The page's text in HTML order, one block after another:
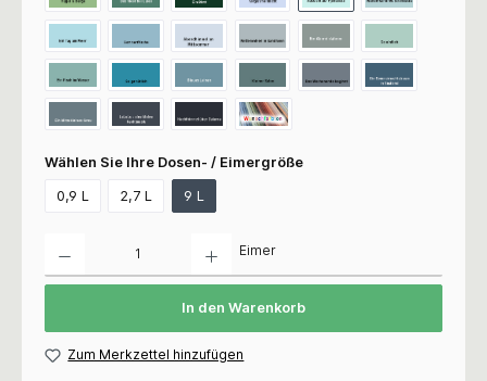
Wählen Sie Ihre Dosen- / Eimergröße
0,9 L 2,7 L 9 L
Eimer
In den Warenkorb
Zum Merkzettel hinzufügen